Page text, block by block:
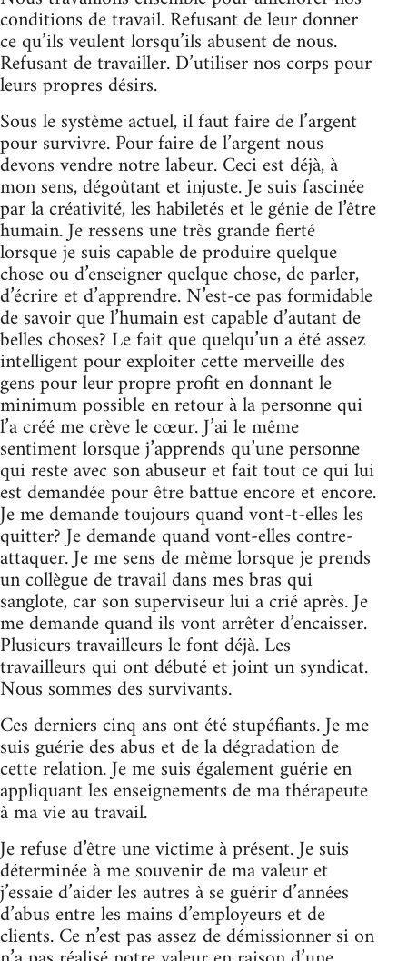
conditions de travail. Refusant de leur donner
ce qu’ils veulent lorsqu’ils abusent de nous.
Refusant de travailler. D’utiliser nos corps pour
leurs propres désirs.
Sous le système actuel, il faut faire de l’argent
pour survivre. Pour faire de l’argent nous
devons vendre notre labeur. Ceci est déjà, à
mon sens, dégoûtant et injuste. Je suis fascinée
par la créativité, les habiletés et le génie de l’être
humain. Je ressens une très grande fierté
lorsque je suis capable de produire quelque
chose ou d’enseigner quelque chose, de parler,
d’écrire et d’apprendre. N’est-ce pas formidable
de savoir que l’humain est capable d’autant de
belles choses? Le fait que quelqu’un a été assez
intelligent pour exploiter cette merveille des
gens pour leur propre profit en donnant le
minimum possible en retour à la personne qui
l’a créé me crève le cœur. J’ai le même
sentiment lorsque j’apprends qu’une personne
qui reste avec son abuseur et fait tout ce qui lui
est demandée pour être battue encore et encore.
Je me demande toujours quand vont-t-elles les
quitter? Je demande quand vont-elles contre-
attaquer. Je me sens de même lorsque je prends
un collègue de travail dans mes bras qui
sanglote, car son superviseur lui a crié après. Je
me demande quand ils vont arrêter d’encaisser.
Plusieurs travailleurs le font déjà. Les
travailleurs qui ont débuté et joint un syndicat.
Nous sommes des survivants.
Ces derniers cinq ans ont été stupéfiants. Je me
suis guérie des abus et de la dégradation de
cette relation. Je me suis également guérie en
appliquant les enseignements de ma thérapeute
à ma vie au travail.
Je refuse d’être une victime à présent. Je suis
déterminée à me souvenir de ma valeur et
j’essaie d’aider les autres à se guérir d’années
d’abus entre les mains d’employeurs et de
clients. Ce n’est pas assez de démissionner si on